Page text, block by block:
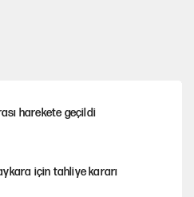
harekete geçildi
için tahliye kararı